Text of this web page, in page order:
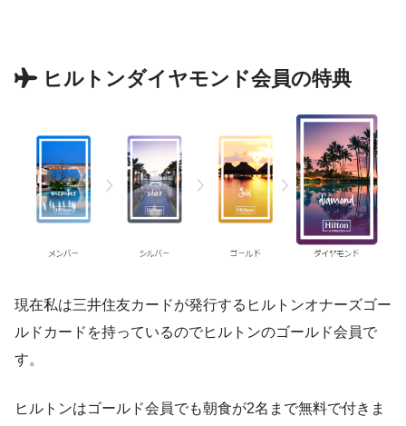
ヒルトンダイヤモンド会員の特典
現在私は三井住友カードが発行するヒルトンオナーズゴー
ルドカードを持っているのでヒルトンのゴールド会員で
す。
ヒルトンはゴールド会員でも朝食が2名まで無料で付きま